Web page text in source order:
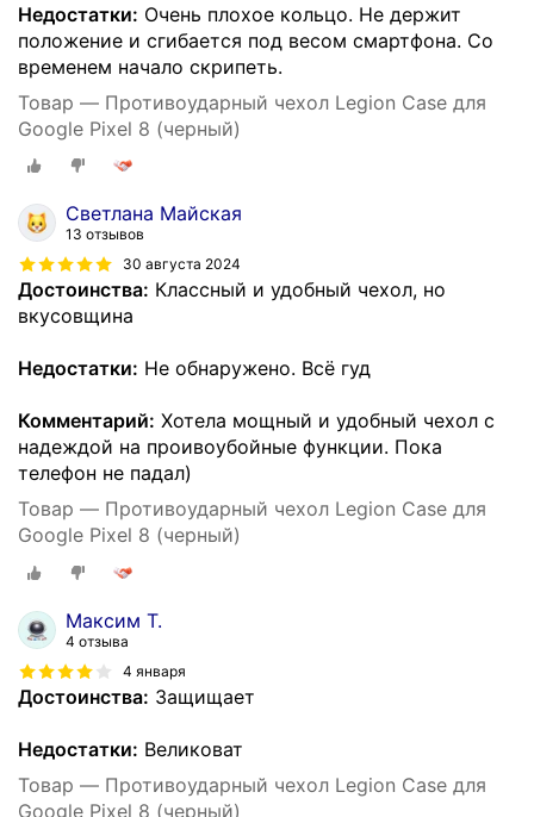
Недостатки: Очень плохое кольцо. Не держит
положение и сгибается под весом смартфона. Со
временем начало скрипеть.
Товар — Противоударный чехол Legion Case для
Google Pixel 8 (черный)
Светлана Майская
13 отзывов
30 августа 2024
Достоинства: Классный и удобный чехол, но
вкусовщина
Недостатки: Не обнаружено. Всё гуд
Комментарий: Хотела мощный и удобный чехол с
надеждой на проивоубойные функции. Пока
телефон не падал)
Товар — Противоударный чехол Legion Case для
Google Pixel 8 (черный)
Максим Т.
4 отзыва
4 января
Достоинства: Защищает
Недостатки: Великоват
Товар — Противоударный чехол Legion Case для
Google Pixel 8 (черный)